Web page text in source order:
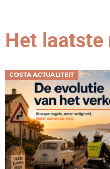
Het laatste
COSTA ACTUALITEIT